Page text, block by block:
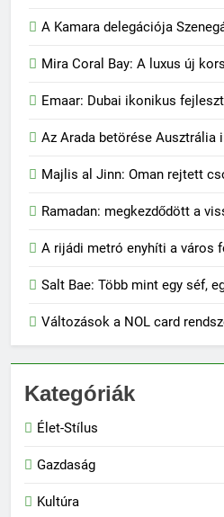
A Kamara delegációja
Mira Coral Bay: A luxus új
Emaar: Dubai ikonikus
Az Arada betörése Ausztrália
Majlis al Jinn: Oman rejtett
Ramadan: megkezdődött a
A rijádi metró enyhíti a város
Salt Bae: Több mint egy séf,
Változások a NOL card
Kategóriák
Élet-Stílus
Gazdaság
Kultúra